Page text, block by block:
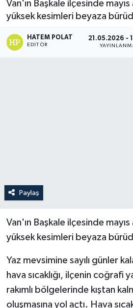
Van'ın Başkale ilçesinde
yüksek kesimleri beyaza
HATEM POLAT
EDITÖR
21.05.2026 -
Paylaş
Van'ın Başkale ilçesinde
yüksek kesimleri beyaza
Yaz mevsimine sayılı günler
hava sıcaklığı, ilçenin coğrafi
rakımlı bölgelerinde kıştan
oluşmasına yol açtı. Hava